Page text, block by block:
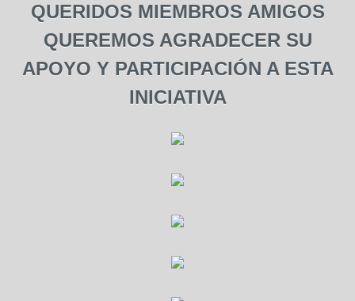
QUERIDOS MIEMBROS AMIGOS
QUEREMOS AGRADECER SU
APOYO Y PARTICIPACIÓN A ESTA
INICIATIVA